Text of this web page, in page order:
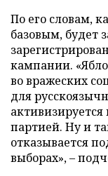
По его словам,
базовым, будет
кампании.
во вражеских
для
активизируется
партией. Ну и
отказывается
выборах», –